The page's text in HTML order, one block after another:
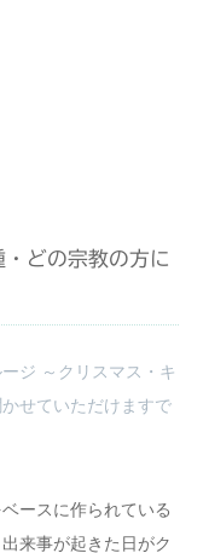
どの宗教の方に
ジ ～クリスマス・キ
せていただけますで
ースに作られている
来事が起きた日がク